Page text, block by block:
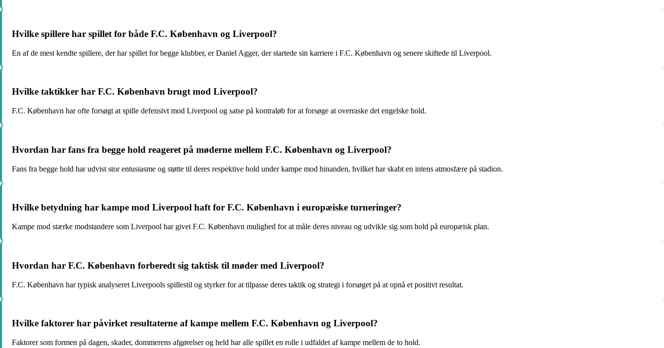
Hvilke spillere har spillet for både F.C. København og Liverpool?
En af de mest kendte spillere, der har spillet for begge klubber, er Daniel Agger, der startede sin karriere i F.C. København og senere skiftede til Liverpool.
Hvilke taktikker har F.C. København brugt mod Liverpool?
F.C. København har ofte forsøgt at spille defensivt mod Liverpool og satse på kontraløb for at forsøge at overraske det engelske hold.
Hvordan har fans fra begge hold reageret på møderne mellem F.C. København og Liverpool?
Fans fra begge hold har udvist stor entusiasme og støtte til deres respektive hold under kampe mod hinanden, hvilket har skabt en intens atmosfære på stadion.
Hvilke betydning har kampe mod Liverpool haft for F.C. København i europæiske turneringer?
Kampe mod stærke modstandere som Liverpool har givet F.C. København mulighed for at måle deres niveau og udvikle sig som hold på europæisk plan.
Hvordan har F.C. København forberedt sig taktisk til møder med Liverpool?
F.C. København har typisk analyseret Liverpools spillestil og styrker for at tilpasse deres taktik og strategi i forsøget på at opnå et positivt resultat.
Hvilke faktorer har påvirket resultaterne af kampe mellem F.C. København og Liverpool?
Faktorer som formen på dagen, skader, dommerens afgørelser og held har alle spillet en rolle i udfaldet af kampe mellem de to hold.